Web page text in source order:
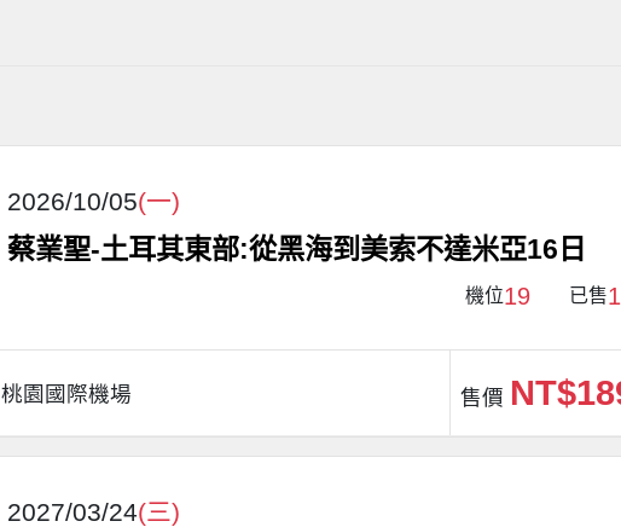
2026/10/05(一)
蔡業聖-土耳其東部:從黑海到美索不達米亞16日
機位19 已售
桃園國際機場 售價
2027/03/24(三)